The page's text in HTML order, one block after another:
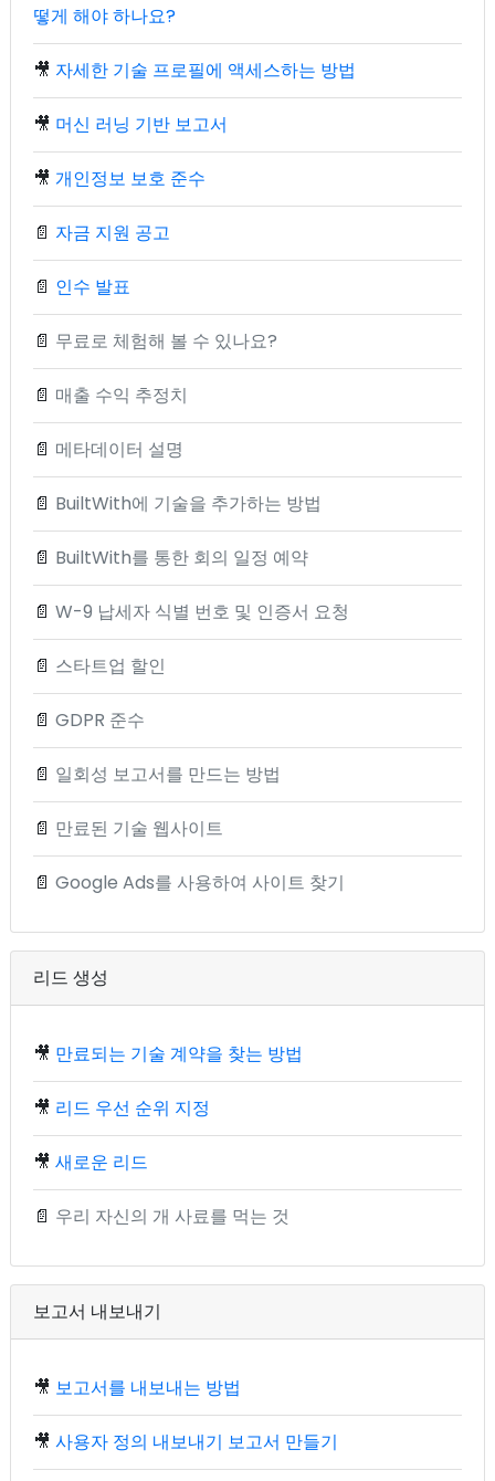
떻게 해야 하나요?
🎥 자세한 기술 프로필에 액세스하는 방법
🎥 머신 러닝 기반 보고서
🎥 개인정보 보호 준수
📄 자금 지원 공고
📄 인수 발표
📄 무료로 체험해 볼 수 있나요?
📄 매출 수익 추정치
📄 메타데이터 설명
📄 BuiltWith에 기술을 추가하는 방법
📄 BuiltWith를 통한 회의 일정 예약
📄 W-9 납세자 식별 번호 및 인증서 요청
📄 스타트업 할인
📄 GDPR 준수
📄 일회성 보고서를 만드는 방법
📄 만료된 기술 웹사이트
📄 Google Ads를 사용하여 사이트 찾기
리드 생성
🎥 만료되는 기술 계약을 찾는 방법
🎥 리드 우선 순위 지정
🎥 새로운 리드
📄 우리 자신의 개 사료를 먹는 것
보고서 내보내기
🎥 보고서를 내보내는 방법
🎥 사용자 정의 내보내기 보고서 만들기